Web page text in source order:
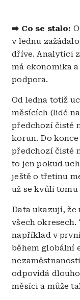
➡️ Co se stalo:
v lednu
dříve. Analytici
má ekonomika
podpora.
Od ledna totiž
měsících (lidé
předchozí čisté
korun. Do
předchozí čisté
to jen pokud
ještě o třetinu
už se kvůli tomu
Data ukazují, že
všech okresech.
například v
během globální
odpovídá
měsíci a může